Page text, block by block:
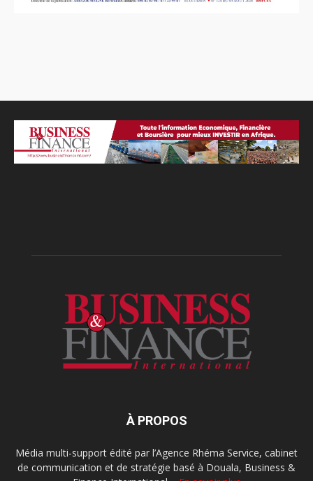
À PROPOS
Média multi-support édité par l’Agence Rhéma Service, cabinet
de communication et de stratégie basé à Douala, Business &